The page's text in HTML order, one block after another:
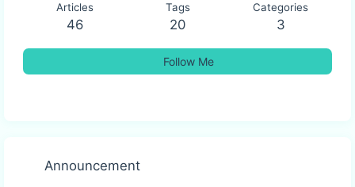
Articles
46
Tags
20
Categories
3
Follow Me
Announcement